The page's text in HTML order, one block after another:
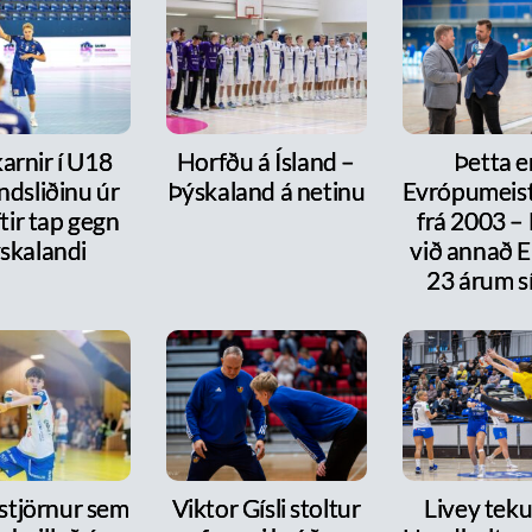
í U18
úr
tap gegn
Horfðu á Ísland –
Þýskaland á netinu
Þetta
frá 2003 –
við annað
23 árum
sem
Viktor Gísli stoltur
Livey